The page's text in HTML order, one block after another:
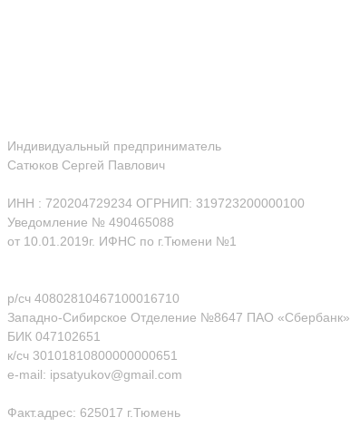
Индивидуальный предприниматель
Сатюков Сергей Павлович
ИНН : 720204729234 ОГРНИП: 319723200000100
Уведомление № 490465088
от 10.01.2019г. ИФНС по г.Тюмени №1
р/сч 40802810467100016710
Западно-Сибирское Отделение №8647 ПАО «Сбербанк»
БИК 047102651
к/сч 30101810800000000651
e-mail: ipsatyukov@gmail.com
Факт.адрес: 625017 г.Тюмень